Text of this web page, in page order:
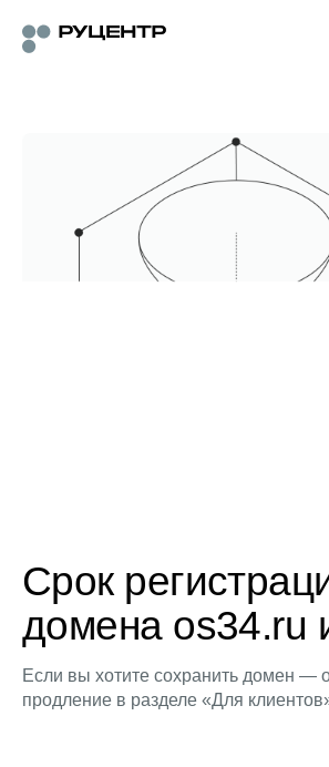
Срок
домена os34.ru
Если вы хотите сохранить домен —
продление в разделе «Для